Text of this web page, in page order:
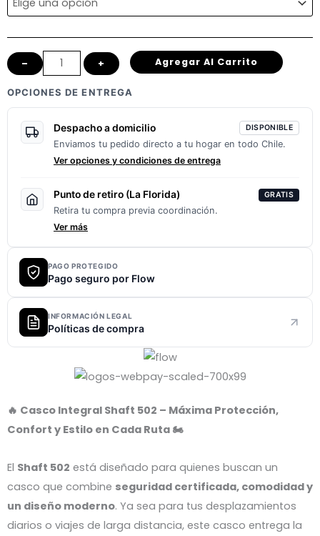
Integral
502
cantidad
– + Agregar Al Carrito
OPCIONES DE ENTREGA
Despacho a domicilio DISPONIBLE
Enviamos tu pedido directo a tu hogar en todo Chile.
Ver opciones y condiciones de entrega
Punto de retiro (La Florida) GRATIS
Retira tu compra previa coordinación.
Ver más
PAGO PROTEGIDO
Pago seguro por Flow
INFORMACIÓN LEGAL
Políticas de compra
🔥 Casco Integral Shaft 502 – Máxima Protección,
Confort y Estilo en Cada Ruta 🏍️
El Shaft 502 está diseñado para quienes buscan un
casco que combine seguridad certificada, comodidad y
un diseño moderno. Ya sea para tus desplazamientos
diarios o viajes de larga distancia, este casco entrega la